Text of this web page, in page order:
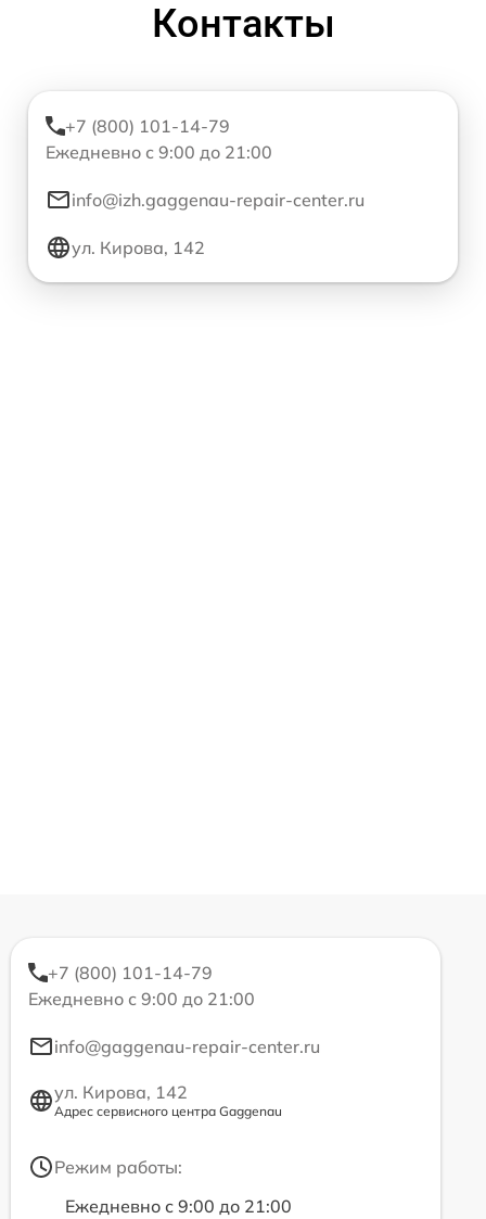
Контакты
+7 (800) 101-14-79
Ежедневно с 9:00 до 21:00
info@izh.gaggenau-repair-center.ru
ул. Кирова, 142
+7 (800) 101-14-79
Ежедневно с 9:00 до 21:00
info@gaggenau-repair-center.ru
ул. Кирова, 142
Адрес сервисного центра Gaggenau
Режим работы:
Ежедневно с 9:00 до 21:00